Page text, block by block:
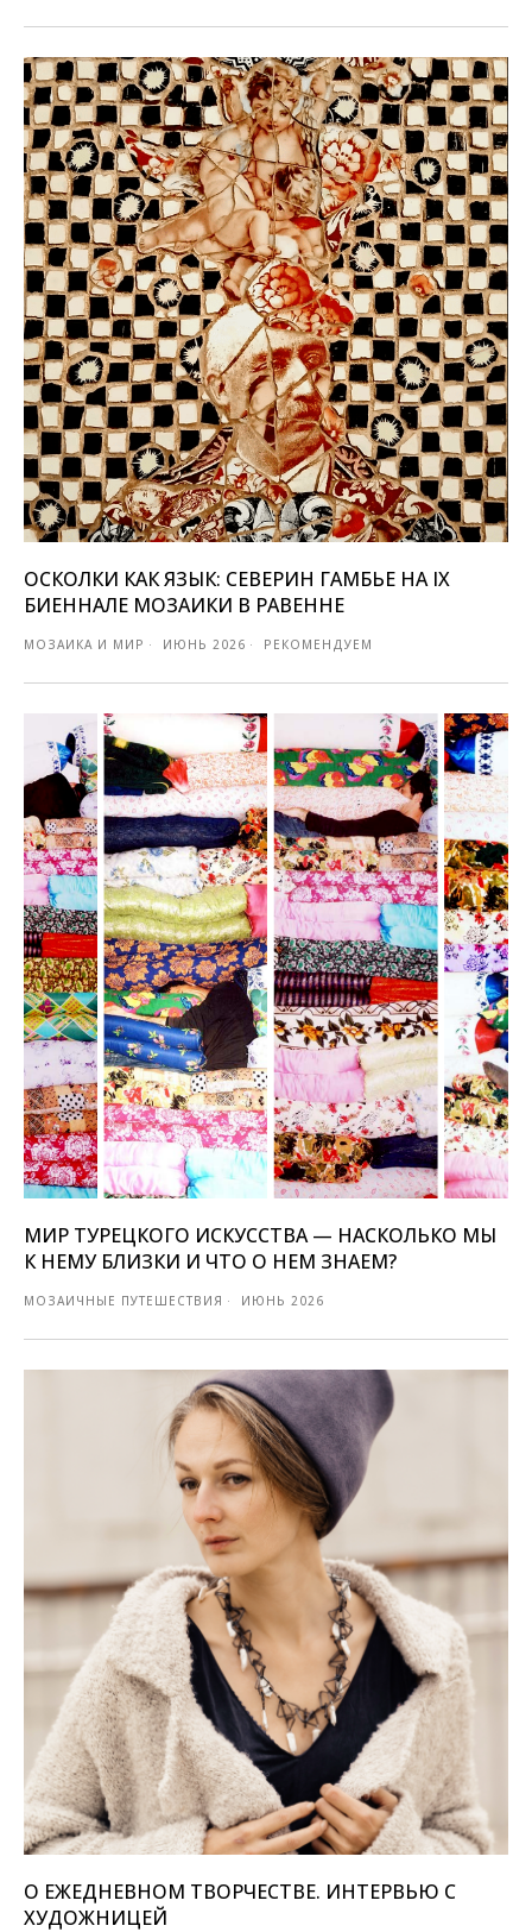
ОСКОЛКИ КАК ЯЗЫК: СЕВЕРИН ГАМБЬЕ НА IX
БИЕННАЛЕ МОЗАИКИ В РАВЕННЕ
МОЗАИКА И МИР ИЮНЬ 2026 РЕКОМЕНДУЕМ
МИР ТУРЕЦКОГО ИСКУССТВА — НАСКОЛЬКО МЫ
К НЕМУ БЛИЗКИ И ЧТО О НЕМ ЗНАЕМ?
МОЗАИЧНЫЕ ПУТЕШЕСТВИЯ ИЮНЬ 2026
О ЕЖЕДНЕВНОМ ТВОРЧЕСТВЕ. ИНТЕРВЬЮ С
ХУДОЖНИЦЕЙ